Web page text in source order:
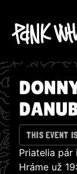
THIS EVENT
Priatelia pár
Hráme už